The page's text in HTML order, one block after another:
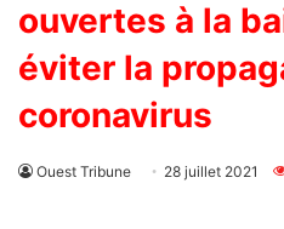
ouvertes à la
éviter la
coronavirus
Ouest Tribune 28 juillet 2021